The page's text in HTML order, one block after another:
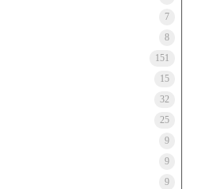
7
8
151
15
32
25
9
9
9